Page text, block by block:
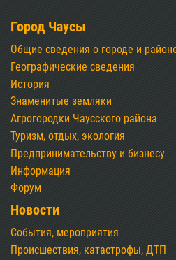
Город Чаусы
Общие сведения о городе и
Географические сведения
История
Знаменитые земляки
Агрогородки Чаусского района
Туризм, отдых, экология
Предпринимательству и бизнесу
Информация
Форум
Новости
События, мероприятия
Происшествия, катастрофы, ДТП